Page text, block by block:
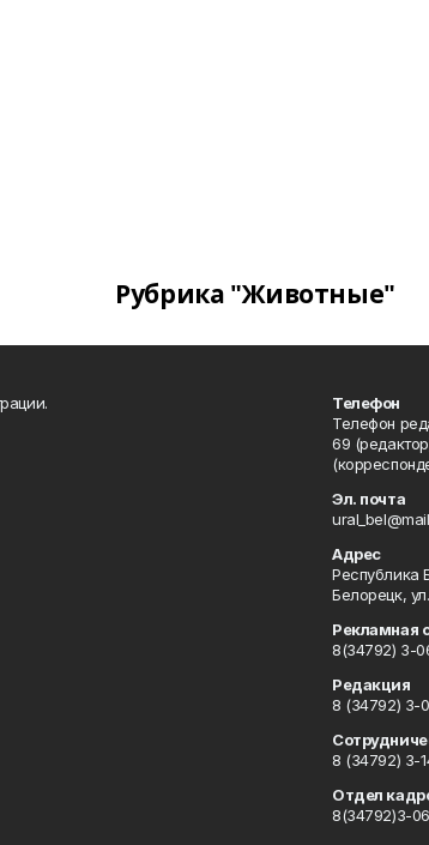
Рубрика "Животные"
Телефон
Телефон
69
Эл. почта
Адрес
Республика
Белорецк,
Рекламная
8(34792) 3-
Редакция
8 (34792) 3-
8 (34792) 3-
Отдел
8(34792)3-